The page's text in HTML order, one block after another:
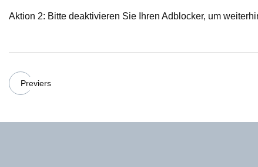
Aktion 2: Bitte deaktivieren Sie Ihren Adblocker, um
Previers